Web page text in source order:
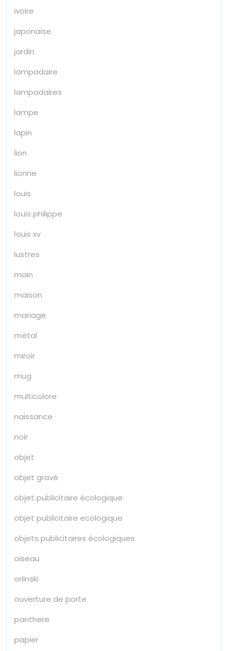
ivoire
japonaise
jardin
lampadaire
lampadaires
lampe
lapin
lion
lionne
louis
louis philippe
louis xv
lustres
main
maison
mariage
métal
miroir
mug
multicolore
naissance
noir
objet
objet gravé
objet publicitaire écologique
objet publicitaire ecologique
objets publicitaires écologiques
oiseau
orlinski
ouverture de porte
panthere
papier